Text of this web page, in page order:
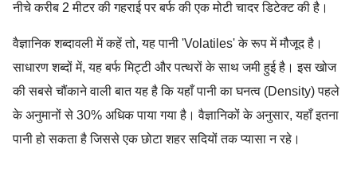
नीचे करीब 2 मीटर की गहराई पर बर्फ की एक मोटी चादर डिटेक्ट की है।
वैज्ञानिक शब्दावली में कहें तो, यह पानी 'Volatiles' के रूप में मौजूद है।
साधारण शब्दों में, यह बर्फ मिट्टी और पत्थरों के साथ जमी हुई है। इस खोज
की सबसे चौंकाने वाली बात यह है कि यहाँ पानी का घनत्व (Density) पहले
के अनुमानों से 30% अधिक पाया गया है। वैज्ञानिकों के अनुसार, यहाँ इतना
पानी हो सकता है जिससे एक छोटा शहर सदियों तक प्यासा न रहे।